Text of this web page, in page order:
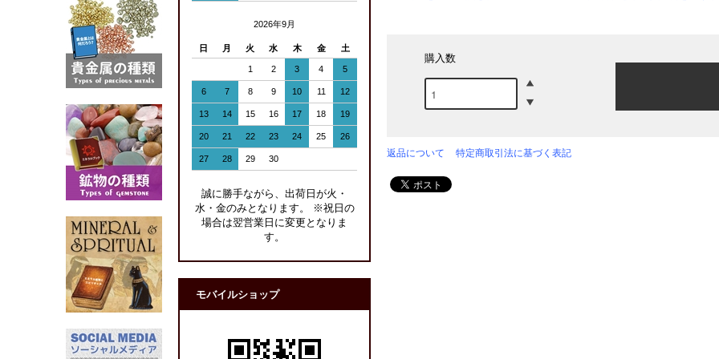
購入数
返品について 特定商取引法に基づく表記
2026年9月
日 月 火 水 木 金 土
1 2 3 4 5
6 7 8 9 10 11 12
13 14 15 16 17 18 19
20 21 22 23 24 25 26
27 28 29 30
誠に勝手ながら、出荷日が火・
水・金のみとなります。 ※祝日の
場合は翌営業日に変更となりま
す。
モバイルショップ